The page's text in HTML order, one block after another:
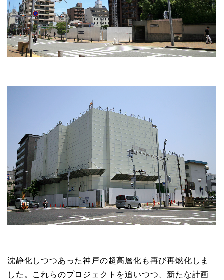
沈静化しつつあった神戸の超高層化も再び再燃化しま
した。これらのプロジェクトを追いつつ、新たな計画